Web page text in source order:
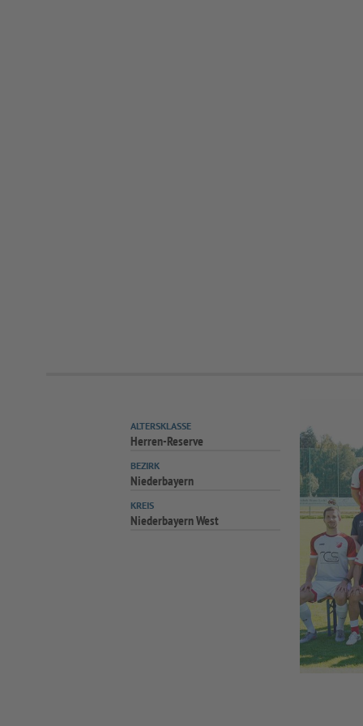
ALTERSKLASSE
Herren-Reserve
BEZIRK
Niederbayern
KREIS
Niederbayern West